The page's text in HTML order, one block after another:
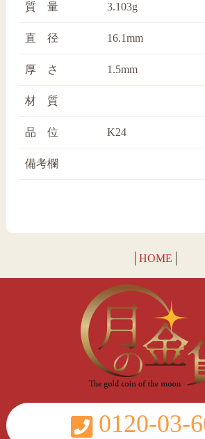
質 量 3.103g
直 径 16.1mm
厚 さ 1.5mm
材 質
品 位 K24
備考欄
HOME
0120-03-